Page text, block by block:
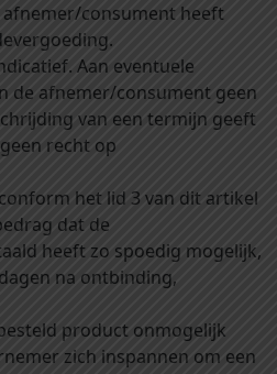
consument heeft
Aan eventuele
de afnemer/consument geen
van een termijn geeft
recht op
het lid 3 van dit artikel
dat de
heeft zo spoedig mogelijk,
na ontbinding,
product onmogelijk
zich inspannen om een